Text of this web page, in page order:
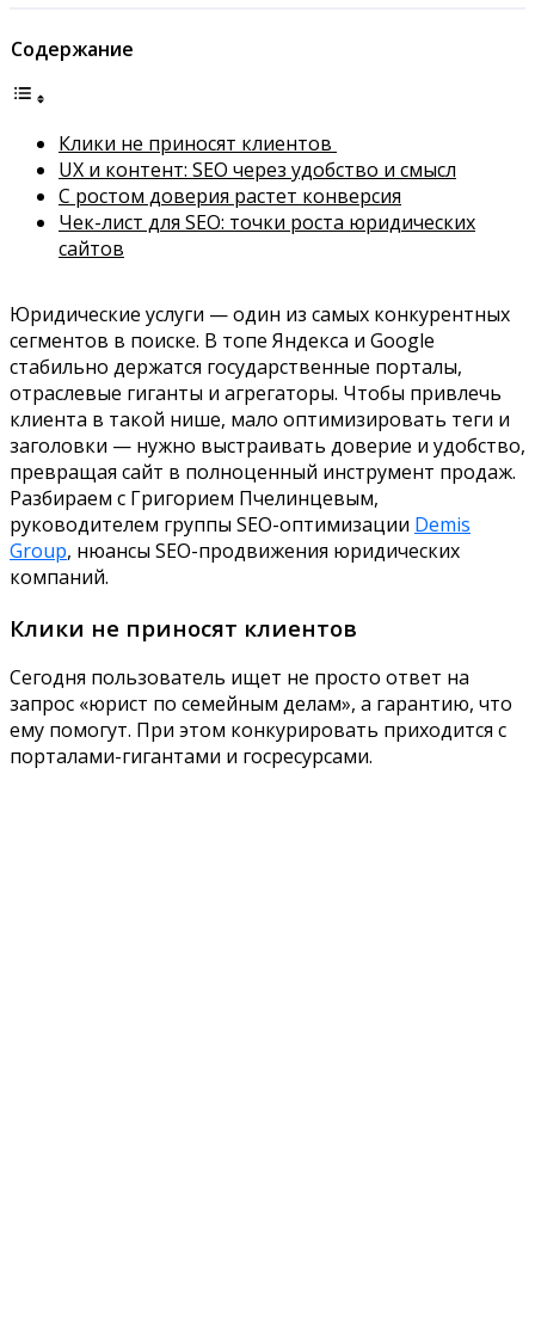
Содержание
Клики не приносят клиентов
UX и контент: SEO через удобство и смысл
С ростом доверия растет конверсия
Чек-лист для SEO: точки роста юридических
сайтов
Юридические услуги — один из самых конкурентных
сегментов в поиске. В топе Яндекса и Google
стабильно держатся государственные порталы,
отраслевые гиганты и агрегаторы. Чтобы привлечь
клиента в такой нише, мало оптимизировать теги и
заголовки — нужно выстраивать доверие и удобство,
превращая сайт в полноценный инструмент продаж.
Разбираем с Григорием Пчелинцевым,
руководителем группы SEO-оптимизации Demis
Group, нюансы SEO-продвижения юридических
компаний.
Клики не приносят клиентов
Сегодня пользователь ищет не просто ответ на
запрос «юрист по семейным делам», а гарантию, что
ему помогут. При этом конкурировать приходится с
порталами-гигантами и госресурсами.